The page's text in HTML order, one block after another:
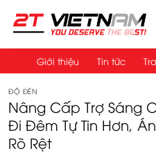
qua
Giới thiệu Tin tức
ĐỘ ĐÈN
Nâng Cấp Trợ Sáng
Đi Đêm Tự Tin Hơn,
Rõ Rệt